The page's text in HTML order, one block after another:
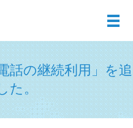
メ
話の継続利用」を追
た。